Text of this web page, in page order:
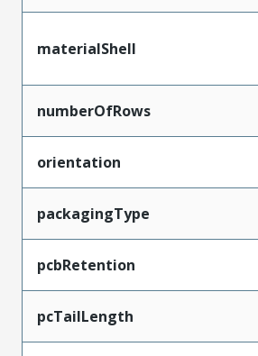
materialShell
numberOfRows
orientation
packagingType
pcbRetention
pcTailLength